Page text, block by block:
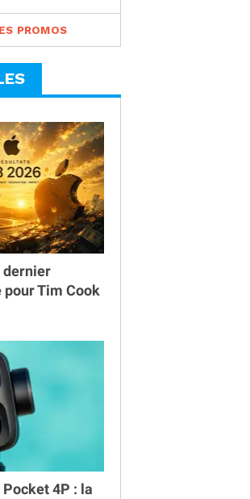
PROMOS
dernier
Tim Cook
4P : la